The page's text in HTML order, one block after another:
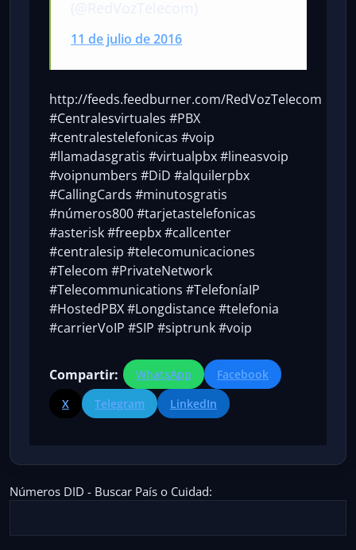
11 de julio de 2016
http://feeds.feedburner.com/RedVozTelecom
#Centralesvirtuales #PBX
#centralestelefonicas #voip
#llamadasgratis #virtualpbx #lineasvoip
#voipnumbers #DiD #alquilerpbx
#CallingCards #minutosgratis
#números800 #tarjetastelefonicas
#asterisk #freepbx #callcenter
#centralesip #telecomunicaciones
#Telecom #PrivateNetwork
#Telecommunications #TelefoníaIP
#HostedPBX #Longdistance #telefonia
#carrierVoIP #SIP #siptrunk #voip
Compartir: WhatsApp
Facebook
X
Telegram LinkedIn
Números DID - Buscar País o Cuidad: